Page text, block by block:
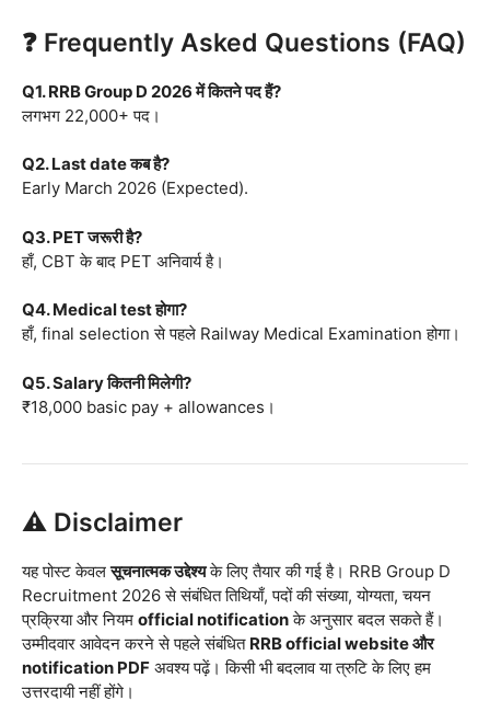
❓ Frequently Asked Questions (FAQ)
Q1. RRB Group D 2026 में कितने पद हैं?
लगभग 22,000+ पद।
Q2. Last date कब है?
Early March 2026 (Expected).
Q3. PET जरूरी है?
हाँ, CBT के बाद PET अनिवार्य है।
Q4. Medical test होगा?
हाँ, final selection से पहले Railway Medical Examination होगा।
Q5. Salary कितनी मिलेगी?
₹18,000 basic pay + allowances।
⚠️ Disclaimer
यह पोस्ट केवलसूचनात्मक उद्देश्यके लिए तैयार की गई है। RRB Group D
Recruitment 2026 से संबंधित तिथियाँ, पदों की संख्या, योग्यता, चयन
प्रक्रिया और नियम official notificationके अनुसार बदल सकते हैं।
उम्मीदवार आवेदन करने से पहले संबंधित RRB official website और
notification PDF अवश्य पढ़ें। किसी भी बदलाव या त्रुटि के लिए हम
उत्तरदायी नहीं होंगे।